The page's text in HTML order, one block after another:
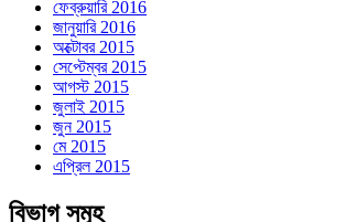
ফেব্রুয়ারি 2016
জানুয়ারি 2016
অক্টোবর 2015
সেপ্টেম্বর 2015
আগস্ট 2015
জুলাই 2015
জুন 2015
মে 2015
এপ্রিল 2015
বিভাগ সমূহ